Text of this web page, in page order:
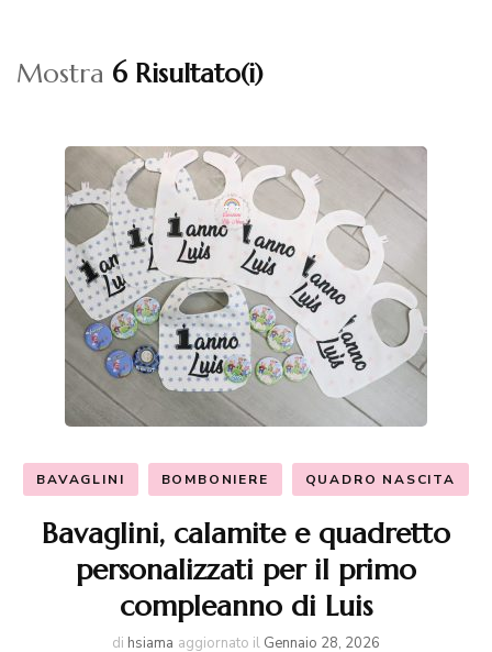
Mostra 6 Risultato(i)
BAVAGLINI BOMBONIERE QUADRO NASCITA
Bavaglini, calamite e quadretto
personalizzati per il primo
compleanno di Luis
di hsiama aggiornato il Gennaio 28, 2026